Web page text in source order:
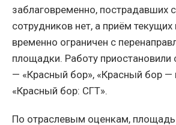
заблаговременно, пострадавших
сотрудников нет, а приём текущих
временно ограничен с
площадки. Работу приостановили
— «Красный бор», «Красный бор —
«Красный бор: СГТ».
По отраслевым оценкам,